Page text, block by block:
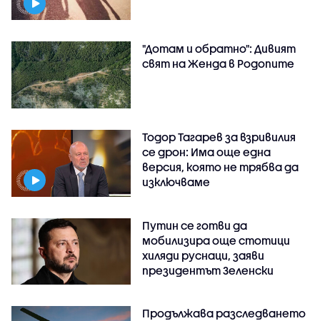
"Дотам и обратно": Дивият
свят на Женда в Родопите
Тодор Тагарев за взривилия
се дрон: Има още една
версия, която не трябва да
изключваме
Путин се готви да
мобилизира още стотици
хиляди руснаци, заяви
президентът Зеленски
Продължава разследването